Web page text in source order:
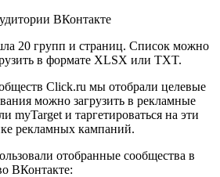
20 групп и страниц. Список можно
в формате XLSX или TXT.
Click.ru мы отобрали целевые
можно загрузить в рекламные
myTarget и таргетироваться на эти
рекламных кампаний.
отобранные сообщества в
ВКонтакте: